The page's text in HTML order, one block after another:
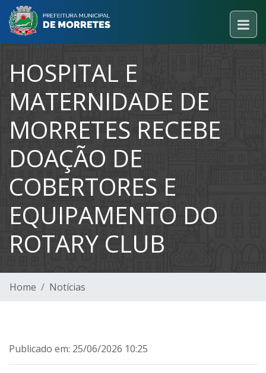
HOSPITAL E
MATERNIDADE DE
MORRETES RECEBE
DOAÇÃO DE
COBERTORES E
EQUIPAMENTO DO
ROTARY CLUB
Home Notícias
Publicado em: 25/06/2026 10:25